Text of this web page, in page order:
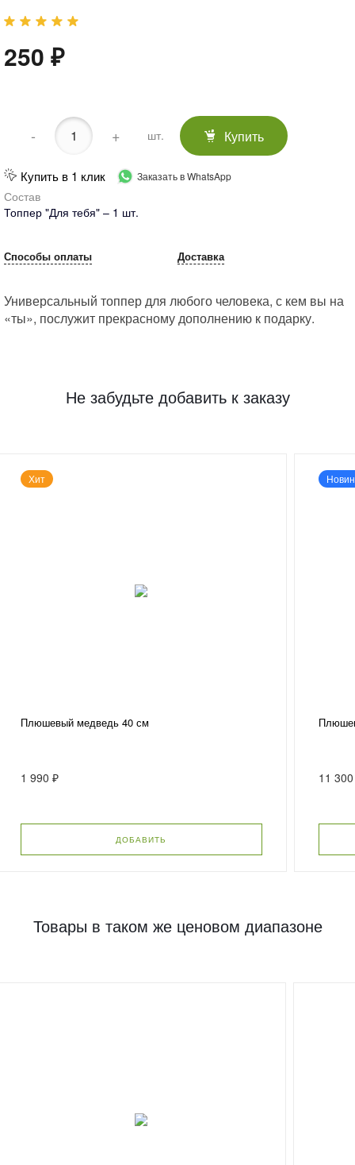
250 ₽
- + шт. Купить
Купить в 1 клик Заказать в WhatsApp
Состав
Топпер "Для тебя" – 1 шт.
Способы оплаты Доставка
Универсальный топпер для любого человека, с кем вы на
«ты», послужит прекрасному дополнению к подарку.
Не забудьте добавить к заказу
Хит
Плюшевый медведь 40 см
1 990 ₽
ДОБАВИТЬ
11
Товары в таком же ценовом диапазоне